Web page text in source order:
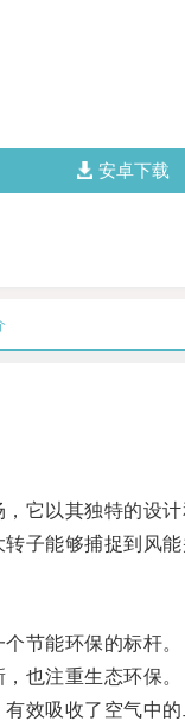
安卓下载
以其独特的设计
能够捕捉到风能
节能环保的标杆。
也注重生态环保。
吸收了空气中的